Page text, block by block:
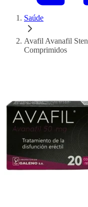
Saúde
Avafil Avanafil
Comprimidos